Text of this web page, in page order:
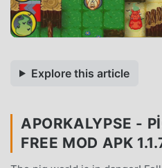
Explore this article
APORKALYPSE -
FREE MOD APK